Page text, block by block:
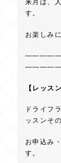
来月は、
す。
お楽しみに
【レッス
ドライフ
ッスンそ
お申込み
す。